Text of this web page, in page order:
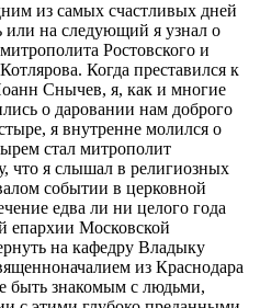
из самых счастливых дней
или на следующий я узнал о
Ростовского и
Когда преставился к
Снычев, я, как и многие
о даровании нам доброго
я внутренне молился о
стал митрополит
что я слышал в религиозных
событии в церковной
едва ли ни целого года
епархии Московской
на кафедру Владыку
из Краснодара
быть знакомым с людьми,